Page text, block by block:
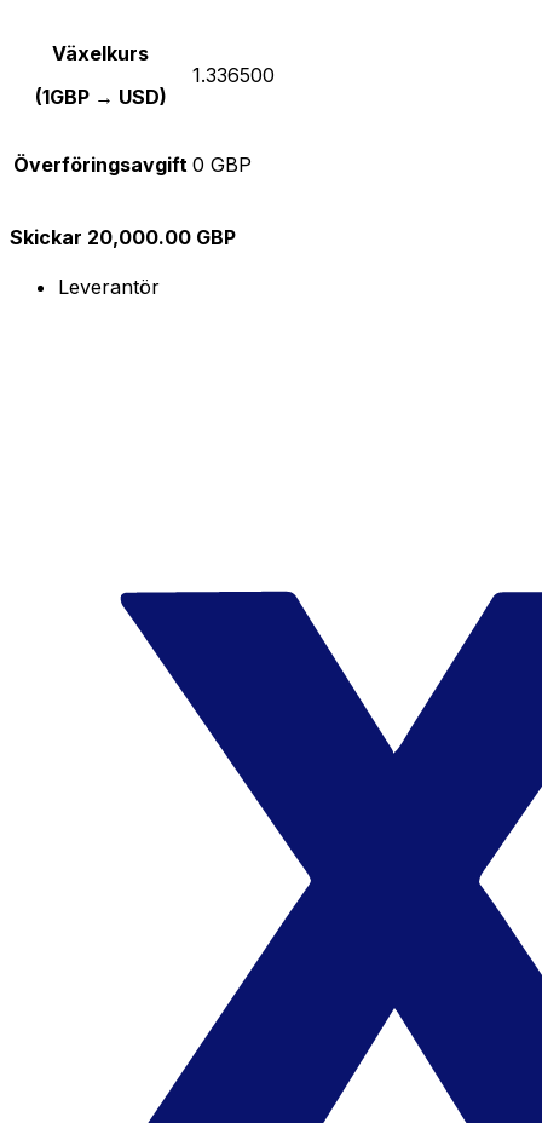
Växelkurs
(1GBP → USD)
1.336500
Överföringsavgift 0 GBP
Skickar 20,000.00 GBP
Leverantör